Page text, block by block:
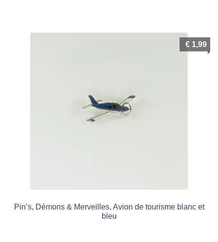
Pin’s, Démons & Merveilles, Avion de tourisme blanc et
bleu
€ 1,99